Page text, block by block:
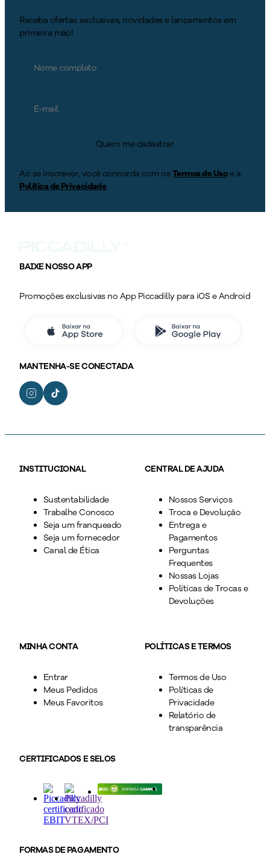
Receba ofertas exclusivas, novidades e lançamentos em
primeira mão!
Quero me cadastrar
Ao se inscrever, você concorda com osTermos de Usoe a
Política de Privacidade.
BAIXE NOSSO APP
Promoções exclusivas no App Piccadilly para iOS e Android
MANTENHA-SE CONECTADA
INSTITUCIONAL
Sustentabilidade
Trabalhe Conosco
Seja um franqueado
Seja um fornecedor
Canal de Ética
CENTRAL DE AJUDA
Nossos Serviços
Troca e Devolução
Entrega e
Pagamentos
Perguntas
Frequentes
Nossas Lojas
Políticas de Trocas e
Devoluções
MINHA CONTA
Entrar
Meus Pedidos
Meus Favoritos
POLÍTICAS E TERMOS
Termos de Uso
Políticas de
Privacidade
Relatório de
transparência
CERTIFICADOS E SELOS
FORMAS DE PAGAMENTO